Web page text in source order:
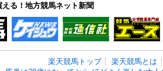
る！地方競馬ネット新聞
楽天競馬トップ 楽天競馬とは